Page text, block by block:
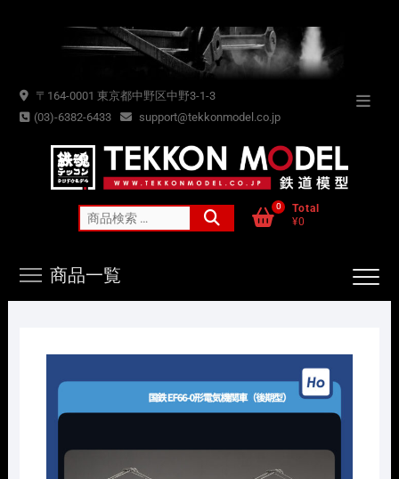
〒164-0001 東京都中野区中野3-1-3
(03)-6382-6433
support@tekkonmodel.co.jp
索
0
Total
¥0
商品一覧